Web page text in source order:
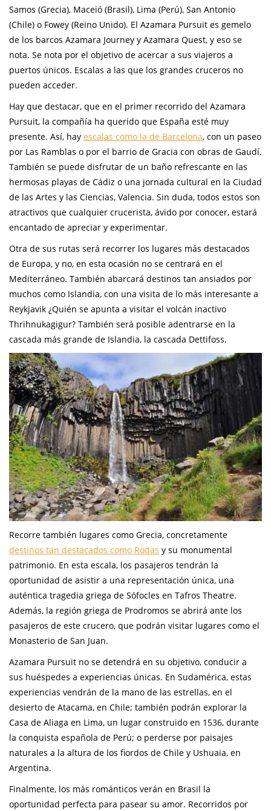
Samos (Grecia), Maceió (Brasil), Lima (Perú), San Antonio
(Chile) o Fowey (Reino Unido). El Azamara Pursuit es gemelo
de los barcos Azamara Journey y Azamara Quest, y eso se
nota. Se nota por el objetivo de acercar a sus viajeros a
puertos únicos. Escalas a las que los grandes cruceros no
pueden acceder.
Hay que destacar, que en el primer recorrido del Azamara
Pursuit, la compañía ha querido que España esté muy
presente. Así, hay escalas como la de Barcelona, con un paseo
por Las Ramblas o por el barrio de Gracia con obras de Gaudí.
También se puede disfrutar de un baño refrescante en las
hermosas playas de Cádiz o una jornada cultural en la Ciudad
de las Artes y las Ciencias, Valencia. Sin duda, todos estos son
atractivos que cualquier crucerista, ávido por conocer, estará
encantado de apreciar y experimentar.
Otra de sus rutas será recorrer los lugares más destacados
de Europa, y no, en esta ocasión no se centrará en el
Mediterráneo. También abarcará destinos tan ansiados por
muchos como Islandia, con una visita de lo más interesante a
Reykjavik ¿Quién se apunta a visitar el volcán inactivo
Thrihnukagigur? También será posible adentrarse en la
cascada más grande de Islandia, la cascada Dettifoss.
Recorre también lugares como Grecia, concretamente
destinos tan destacados como Rodas y su monumental
patrimonio. En esta escala, los pasajeros tendrán la
oportunidad de asistir a una representación única, una
auténtica tragedia griega de Sófocles en Tafros Theatre.
Además, la región griega de Prodromos se abrirá ante los
pasajeros de este crucero, que podrán visitar lugares como el
Monasterio de San Juan.
Azamara Pursuit no se detendrá en su objetivo, conducir a
sus huéspedes a experiencias únicas. En Sudamérica, estas
experiencias vendrán de la mano de las estrellas, en el
desierto de Atacama, en Chile; también podrán explorar la
Casa de Aliaga en Lima, un lugar construido en 1536, durante
la conquista española de Perú; o perderse por paisajes
naturales a la altura de los fiordos de Chile y Ushuaia, en
Argentina.
Finalmente, los más románticos verán en Brasil la
oportunidad perfecta para pasear su amor. Recorridos por